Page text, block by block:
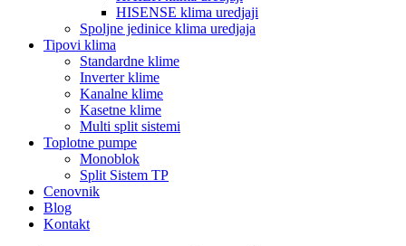
HISENSE klima uredjaji
Spoljne jedinice klima uredjaja
Tipovi klima
Standardne klime
Inverter klime
Kanalne klime
Kasetne klime
Multi split sistemi
Toplotne pumpe
Monoblok
Split Sistem TP
Cenovnik
Blog
Kontakt